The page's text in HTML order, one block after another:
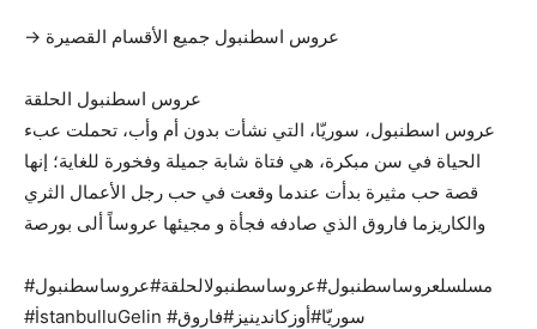
→ عروس اسطنبول جميع الأقسام القصيرة
عروس اسطنبول الحلقة
عروس اسطنبول، سوريّا، التي نشأت بدون أم وأب، تحملت عبء
الحياة في سن مبكرة، هي فتاة شابة جميلة وفخورة للغاية؛ إنها
قصة حب مثيرة بدأت عندما وقعت في حب رجل الأعمال الثري
والكاريزما فاروق الذي صادفه فجأة و مجيئها عروساً ألى بورصة
#مسلسلعروساسطنبول#عروساسطنبولالحلقة#عروساسطنبول
#İstanbulluGelin #سوريّا#أوزكاندينيز#فاروق